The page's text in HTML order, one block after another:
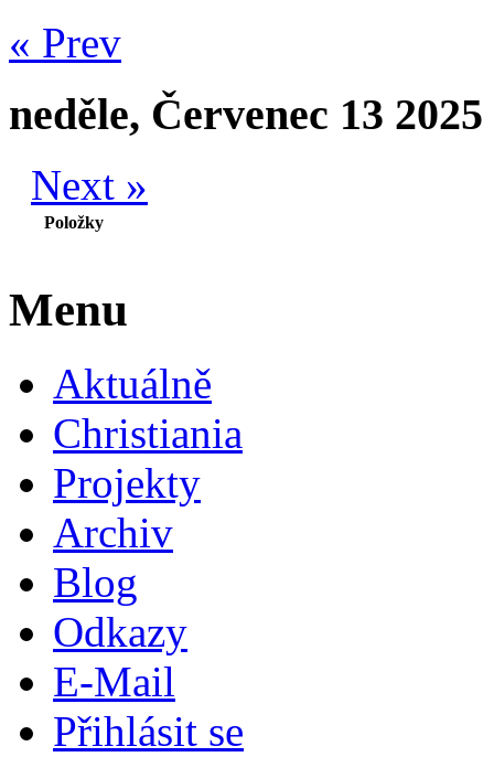
« Prev
neděle, Červenec 13 2025
Next »
Položky
Menu
Aktuálně
Christiania
Projekty
Archiv
Blog
Odkazy
E-Mail
Přihlásit se